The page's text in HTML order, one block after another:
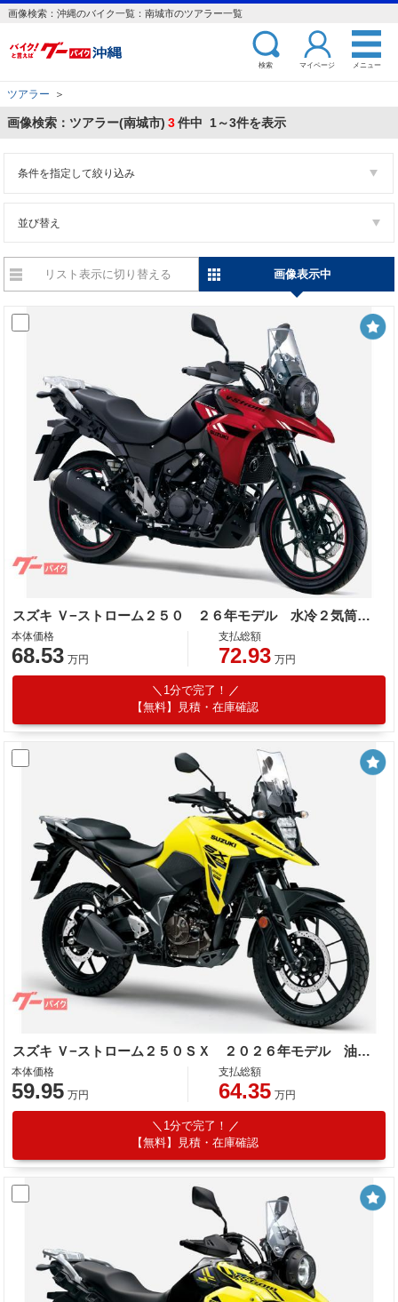
画像検索：沖縄のバイク一覧：南城市のツアラー一覧
検索 マイページ メニュー
ツアラー ＞
画像検索：ツアラー(南城市) 3件中 1～3件を表示
条件を指定して絞り込み
並び替え
リスト表示に切り替える 画像表示中
スズキ Ｖ−ストローム２５０ ２６年モデル 水冷２気筒エンジン ＬＥＤヘッドライト標準装備
本体価格
68.53 万円
支払総額
72.93 万円
1分で完了！
【無料】見積・在庫確認
スズキ Ｖ−ストローム２５０ＳＸ ２０２６年モデル 油冷単気筒エンジン
本体価格
59.95 万円
支払総額
64.35 万円
1分で完了！
【無料】見積・在庫確認